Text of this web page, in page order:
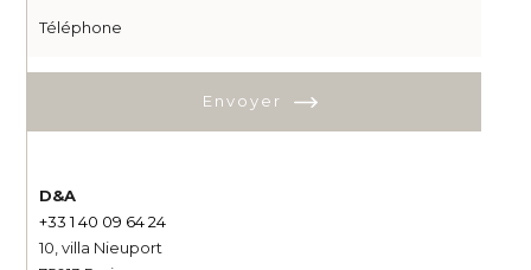
Envoyer
D&A
+33 1 40 09 64 24
10, villa Nieuport